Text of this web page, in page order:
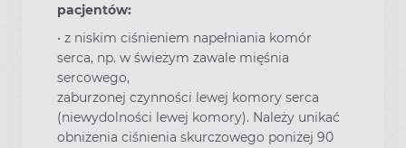
pacjentów:
• z niskim ciśnieniem napełniania komór
serca, np. w świeżym zawale mięśnia
sercowego,
zaburzonej czynności lewej komory serca
(niewydolności lewej komory). Należy unikać
obniżenia ciśnienia skurczowego poniżej 90